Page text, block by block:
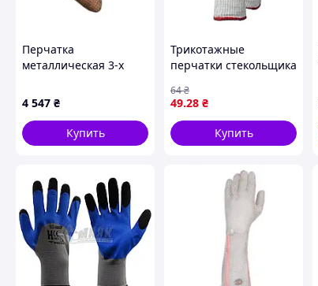
Похожие товары по характеристикам
Перчатка
металлическая 3-х
2000 с металлическим
крючком размер XL
GS2311400016
4 547 ₴
Купить
Трикотажные
перчатки стекольщика
латексным покрытием
(размер 9, красный
манжет)
49.28 ₴
64₴
Купить